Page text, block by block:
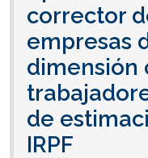
corrector
empresas
dimensión
de
IRPF